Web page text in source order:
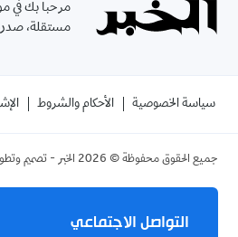
مرحبا بك في
مستقلة، صدرت
سياسة الخصوصية الأحكام والشروط
جميع الحقوق محفوظة © 2026 الخبر - تصميم
التواصل الاجتماعي